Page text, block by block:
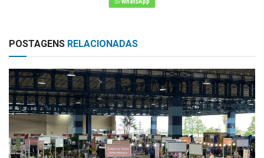
POSTAGENS RELACIONADAS